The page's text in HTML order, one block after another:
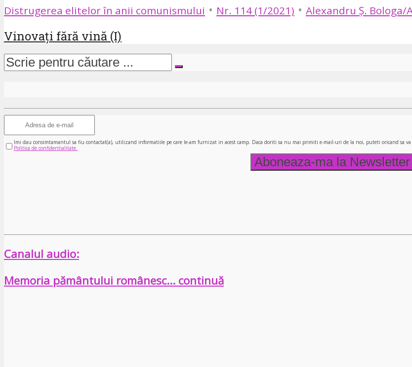
Distrugerea elitelor în anii comunismului • Nr. 114 (1/2021) • Alexandru Ș. Bologa/
Vinovați fără vină (I)
Imi dau consimtamantul sa fiu contactat(a), utilizand informatiile pe care le-am furnizat in acest camp. Daca doriti sa nu mai primiti e-mail-uri de la noi, puteti oricand sa
Politica de confidentialitate.
Canalul audio:
Memoria pământului românesc… continuă